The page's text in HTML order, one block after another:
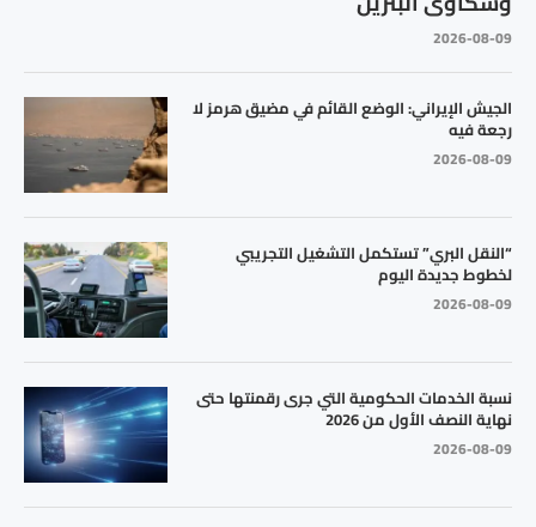
2026-08-09
الجيش الإيراني: الوضع القائم في مضيق هرمز لا
رجعة فيه
2026-08-09
“النقل البري” تستكمل التشغيل التجريبي
لخطوط جديدة اليوم
2026-08-09
نسبة الخدمات الحكومية التي جرى رقمنتها حتى
نهاية النصف الأول من 2026
2026-08-09